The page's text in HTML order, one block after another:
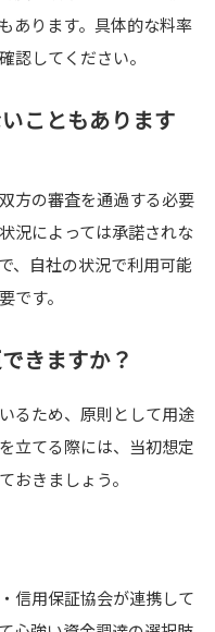
あります。具体的な料率
認してください。
こともあります
方の審査を通過する必要
況によっては承諾されな
、自社の状況で利用可能
です。
きますか？
るため、原則として用途
立てる際には、当初想定
おきましょう。
信用保証協会が連携して